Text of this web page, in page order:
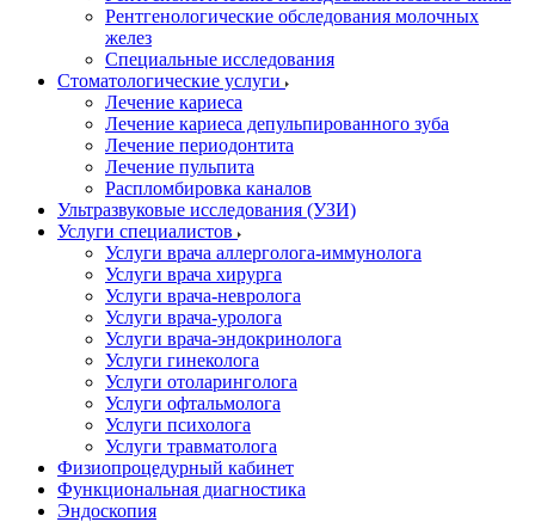
Рентгенологические обследования молочных
желез
Специальные исследования
Стоматологические услуги
Лечение кариеса
Лечение кариеса депульпированного зуба
Лечение периодонтита
Лечение пульпита
Распломбировка каналов
Ультразвуковые исследования (УЗИ)
Услуги специалистов
Услуги врача аллерголога-иммунолога
Услуги врача хирурга
Услуги врача-невролога
Услуги врача-уролога
Услуги врача-эндокринолога
Услуги гинеколога
Услуги отоларинголога
Услуги офтальмолога
Услуги психолога
Услуги травматолога
Физиопроцедурный кабинет
Функциональная диагностика
Эндоскопия